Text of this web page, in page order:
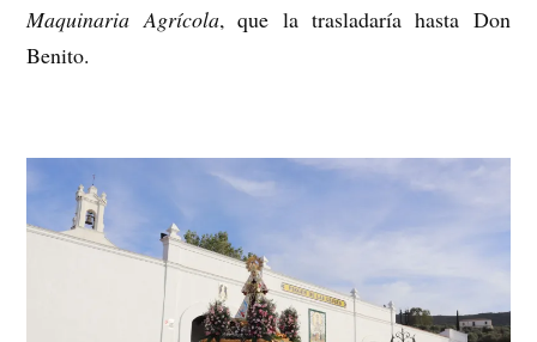
Maquinaria Agrícola, que la trasladaría hasta Don
Benito.